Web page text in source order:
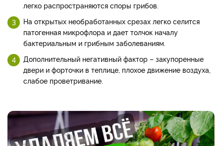
легко распространяются споры грибов.
На открытых необработанных срезах легко селится
патогенная микрофлора и дает толчок началу
бактериальным и грибным заболеваниям.
Дополнительный негативный фактор – закупоренные
двери и форточки в теплице, плохое движение воздуха,
слабое проветривание.